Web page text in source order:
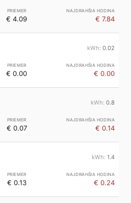
€ 4.09 € 7.84
0.02
€ 0.00 € 0.00
0.8
€ 0.07 € 0.14
1.4
€ 0.13 € 0.24